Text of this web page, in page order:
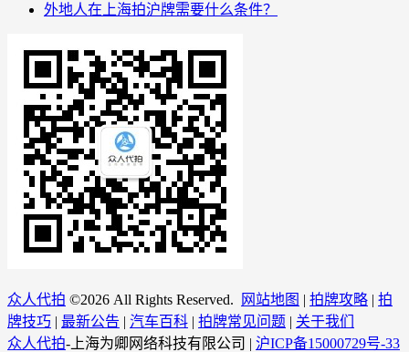
外地人在上海拍沪牌需要什么条件？
众人代拍 ©2026 All Rights Reserved. 网站地图 | 拍牌攻略 | 拍
牌技巧 | 最新公告 | 汽车百科 | 拍牌常见问题 | 关于我们
众人代拍-上海为卿网络科技有限公司 | 沪ICP备15000729号-33